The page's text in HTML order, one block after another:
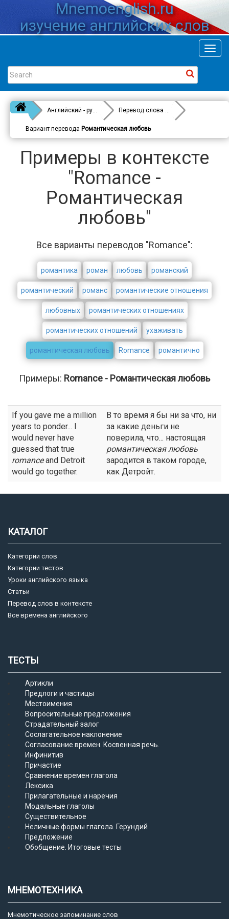
Mnemoenglish.ru
изучение английских слов
Английский - русский Перевод слова
Romance
Вариант перевода Романтическая любовь
Примеры в контексте
"Romance -
Романтическая
любовь"
Все варианты переводов "Romance":
романтика роман любовь романский
романтический романс романтические отношения
любовных романтических отношениях
романтических отношений ухаживать
романтическая любовь Romance романтично
Примеры: Romance - Романтическая любовь
If you gave me a million
years to ponder... I
would never have
guessed that true
romanceand Detroit
would go together.
В то время я бы ни за что, ни
за какие деньги не
поверила, что... настоящая
романтическая любовь
зародится в таком городе,
как Детройт.
КАТАЛОГ
Категории слов
Категории тестов
Уроки английского языка
Статьи
Перевод слов в контексте
Все времена английского
ТЕСТЫ
Артикли
Предлоги и частицы
Местоимения
Вопросительные предложения
Страдательный залог
Сослагательное наклонение
Согласование времен. Косвенная речь.
Инфинитив
Причастие
Сравнение времен глагола
Лексика
Прилагательные и наречия
Модальные глаголы
Существительное
Неличные формы глагола. Герундий
Предложение
Обобщение. Итоговые тесты
МНЕМОТЕХНИКА
Мнемотическое запоминание слов